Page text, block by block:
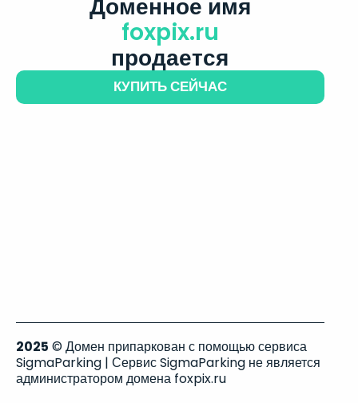
foxpix.ru
продается
КУПИТЬ СЕЙЧАС
2025 © Домен припаркован с помощью сервиса
SigmaParking | Сервис SigmaParking не является
администратором домена foxpix.ru